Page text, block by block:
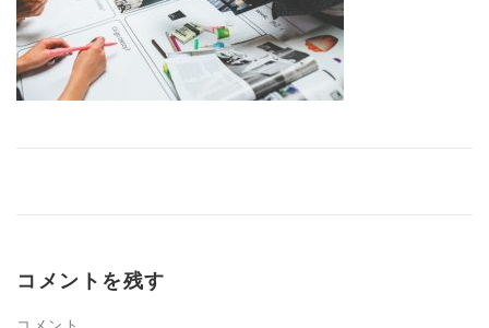
コメントを残す